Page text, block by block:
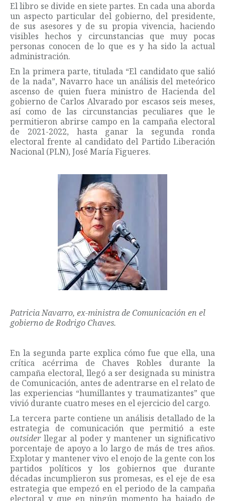
El libro se divide en siete partes. En cada una aborda
un aspecto particular del gobierno, del presidente,
de sus asesores y de su propia vivencia, haciendo
visibles hechos y circunstancias que muy pocas
personas conocen de lo que es y ha sido la actual
administración.
En la primera parte, titulada “El candidato que salió
de la nada”, Navarro hace un análisis del meteórico
ascenso de quien fuera ministro de Hacienda del
gobierno de Carlos Alvarado por escasos seis meses,
así como de las circunstancias peculiares que le
permitieron abrirse campo en la campaña electoral
de 2021-2022, hasta ganar la segunda ronda
electoral frente al candidato del Partido Liberación
Nacional (PLN), José María Figueres.
Patricia Navarro, ex-ministra de Comunicación en el
gobierno de Rodrigo Chaves.
En la segunda parte explica cómo fue que ella, una
crítica acérrima de Chaves Robles durante la
campaña electoral, llegó a ser designada su ministra
de Comunicación, antes de adentrarse en el relato de
las experiencias “humillantes y traumatizantes” que
vivió durante cuatro meses en el ejercicio del cargo.
La tercera parte contiene un análisis detallado de la
estrategia de comunicación que permitió a este
outsiderllegar al poder y mantener un significativo
porcentaje de apoyo a lo largo de más de tres años.
Explotar y mantener vivo el enojo de la gente con los
partidos políticos y los gobiernos que durante
décadas incumplieron sus promesas, es el eje de esa
estrategia que empezó en el periodo de la campaña
electoral y que en ningún momento ha bajado de